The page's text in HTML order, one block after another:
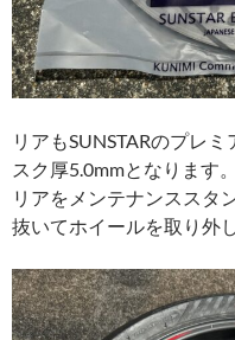
リアもSUNSTARのプレ
スク厚5.0mmとなります。
リアをメンテナンススタ
抜いてホイールを取り外し